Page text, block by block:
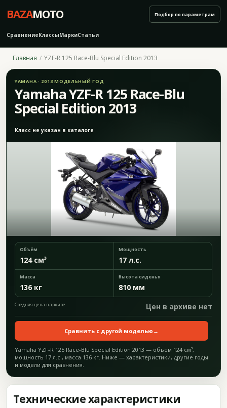
BAZAMOTO
СравнениеКлассыМаркиСтатьи
Подбор по параметрам
Главная YZF-R 125 Race-Blu Special Edition 2013
YAMAHA · 2013 МОДЕЛЬНЫЙ ГОД
Yamaha YZF-R 125 Race-Blu
Special Edition 2013
Класс не указан в каталоге
Объём
124 см³
Мощность
17 л.с.
Масса
136 кг
Высота сиденья
810 мм
Средняя цена в архиве Цен в архиве нет
Сравнить с другой моделью →
Yamaha YZF-R 125 Race-Blu Special Edition 2013 — объём 124 см³,
мощность 17 л.с., масса 136 кг. Ниже — характеристики, другие годы
и модели для сравнения.
Технические характеристики